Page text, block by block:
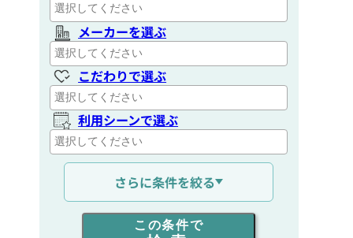
メーカーを選ぶ
こだわりで選ぶ
利用シーンで選ぶ
通信距離を選ぶ
出力を選ぶ
さらに条件を絞る
この条件で